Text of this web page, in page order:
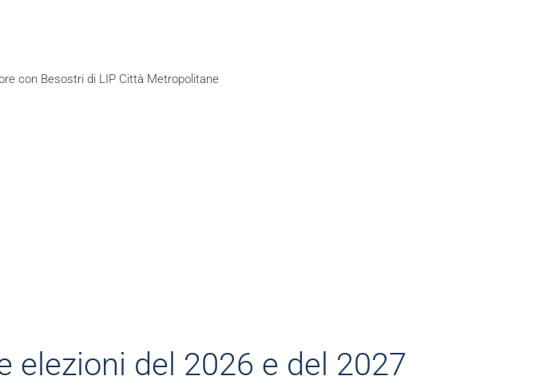
con Besostri di LIP Città Metropolitane
elezioni del 2026 e del 2027